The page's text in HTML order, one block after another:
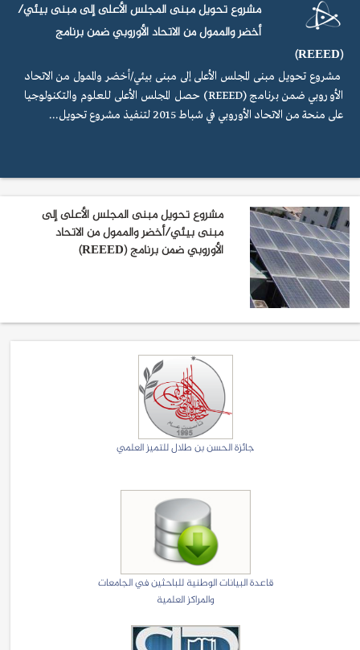
مشروع تحويل مبنى المجلس الأعلى إلى مبنى بيئي/
أخضر والممول من الاتحاد الأوروبي ضمن برنامج
(REEED)
مشروع تحويل مبنى المجلس الأعلى إلى مبنى بيئي/أخضر والممول من الاتحاد
الأوروبي ضمن برنامج (REEED) حصل المجلس الأعلى للعلوم والتكنولوجيا
على منحة من الاتحاد الأوروبي في شباط 2015 لتنفيذ مشروع تحويل...
مشروع تحويل مبنى المجلس الأعلى إلى
مبنى بيئي/أخضر والممول من الاتحاد
الأوروبي ضمن برنامج (REEED)
جائزة الحسن بن طلال للتميز العلمي
قاعدة البيانات الوطنية للباحثين في الجامعات
والمراكز العلمية